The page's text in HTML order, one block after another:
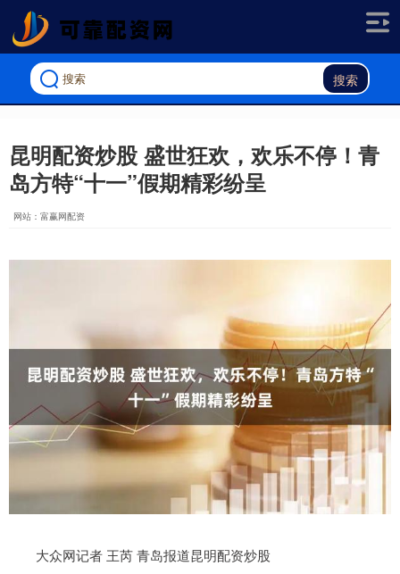
搜索
昆明配资炒股 盛世狂欢，欢乐不停！青
岛方特“十一”假期精彩纷呈
网站：富赢网配资
大众网记者 王芮 青岛报道昆明配资炒股